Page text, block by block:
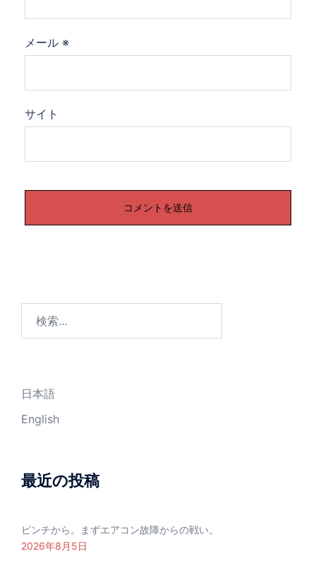
メール ※
サイト
日本語
English
最近の投稿
ピンチから。まずエアコン故障からの戦い。
2026年8月5日